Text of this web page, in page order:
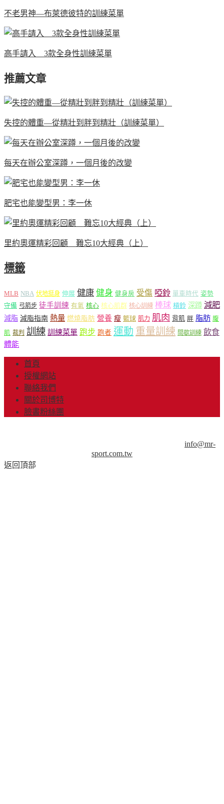
不老男神—布萊德彼特的訓練菜單
高手請入 3款全身性訓練菜單
推薦文章
失控的體重—從精壯到胖到精壯（訓練菜單）
每天在辦公室深蹲，一個月後的改變
肥宅也能變型男：李一休
里約奧運精彩回顧 難忘10大經典（上）
標籤
MLB NBA 伏地挺身 伸展 健康 健身 健身房 受傷 啞鈴 單車時代 姿勢
守備 弓箭步 徒手訓練 有氧 核心 核心肌群 核心訓練 棒球 槓鈴 深蹲 減肥
減脂 減脂指南 熱量 燃燒脂肪 營養 瘦 籃球 肌力 肌肉 背肌 胖 脂肪 腹
肌 裁判 訓練 訓練菜單 跑步 跑者 運動 重量訓練 間歇訓練 飲食
體能
首頁
授權網站
聯絡我們
關於司博特
臉書粉絲團
info@mr-
sport.com.tw
返回頂部